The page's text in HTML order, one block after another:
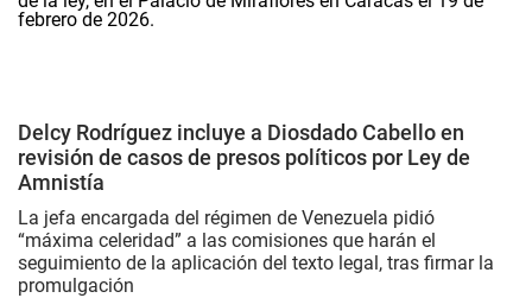
Delcy Rodríguez incluye a Diosdado Cabello en
revisión de casos de presos políticos por Ley de
Amnistía
La jefa encargada del régimen de Venezuela pidió
“máxima celeridad” a las comisiones que harán el
seguimiento de la aplicación del texto legal, tras firmar la
promulgación